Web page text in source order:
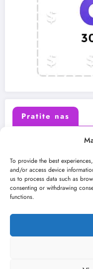
To provide the best
and/or access device
us to process data such as
consenting or withdrawing
functions.
Pratite nas
Instagram